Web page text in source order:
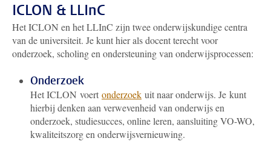
ICLON & LLInC
Het ICLON en het LLInC zijn twee onderwijskundige centra
van de universiteit. Je kunt hier als docent terecht voor
onderzoek, scholing en ondersteuning van onderwijsprocessen:
Onderzoek
Het ICLON voert onderzoek uit naar onderwijs. Je kunt
hierbij denken aan verwevenheid van onderwijs en
onderzoek, studiesucces, online leren, aansluiting VO-WO,
kwaliteitszorg en onderwijsvernieuwing.